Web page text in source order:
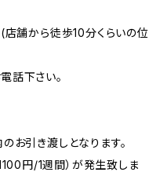
店舗から徒歩10分くらいの位
話下さい。
お引き渡しとなります。
円/1週間）が発生致しま